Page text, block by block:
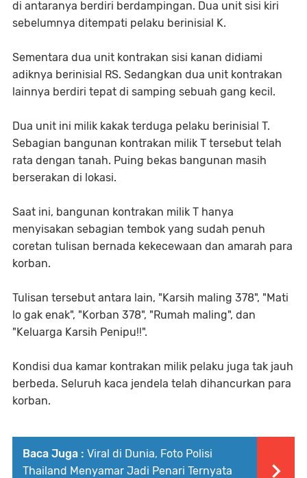
di antaranya berdiri berdampingan. Dua unit sisi kiri
sebelumnya ditempati pelaku berinisial K.
Sementara dua unit kontrakan sisi kanan didiami
adiknya berinisial RS. Sedangkan dua unit kontrakan
lainnya berdiri tepat di samping sebuah gang kecil.
Dua unit ini milik kakak terduga pelaku berinisial T.
Sebagian bangunan kontrakan milik T tersebut telah
rata dengan tanah. Puing bekas bangunan masih
berserakan di lokasi.
Saat ini, bangunan kontrakan milik T hanya
menyisakan sebagian tembok yang sudah penuh
coretan tulisan bernada kekecewaan dan amarah para
korban.
Tulisan tersebut antara lain, "Karsih maling 378", "Mati
lo gak enak", "Korban 378", "Rumah maling", dan
"Keluarga Karsih Penipu!!".
Kondisi dua kamar kontrakan milik pelaku juga tak jauh
berbeda. Seluruh kaca jendela telah dihancurkan para
korban.
Baca Juga : Viral di Dunia, Foto Polisi
Thailand Menyamar Jadi Penari Ternyata